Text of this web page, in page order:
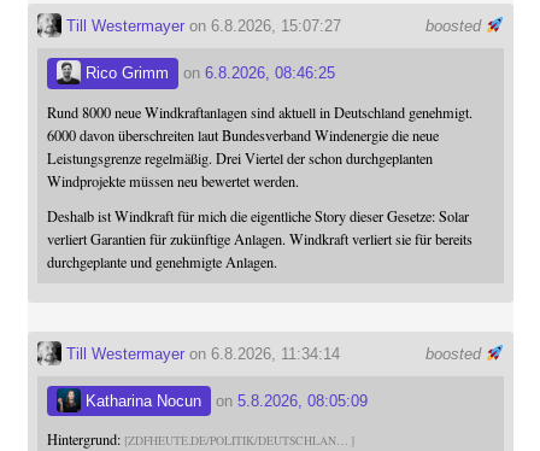
boosted
Till Westermayeron 6.8.2026, 15:07:27
Rico Grimm on 6.8.2026, 08:46:25
Rund 8000 neue Windkraftanlagen sind aktuell in Deutschland genehmigt.
6000 davon überschreiten laut Bundesverband Windenergie die neue
Leistungsgrenze regelmäßig. Drei Viertel der schon durchgeplanten
Windprojekte müssen neu bewertet werden.
Deshalb ist Windkraft für mich die eigentliche Story dieser Gesetze: Solar
verliert Garantien für zukünftige Anlagen. Windkraft verliert sie für bereits
durchgeplante und genehmigte Anlagen.
boosted
Till Westermayeron 6.8.2026, 11:34:14
Katharina Nocun on 5.8.2026, 08:05:09
Hintergrund: ZDFHEUTE.DE/POLITIK/DEUTSCHLAN